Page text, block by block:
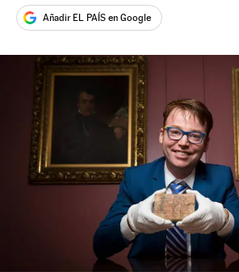
Añadir EL PAÍS en Google